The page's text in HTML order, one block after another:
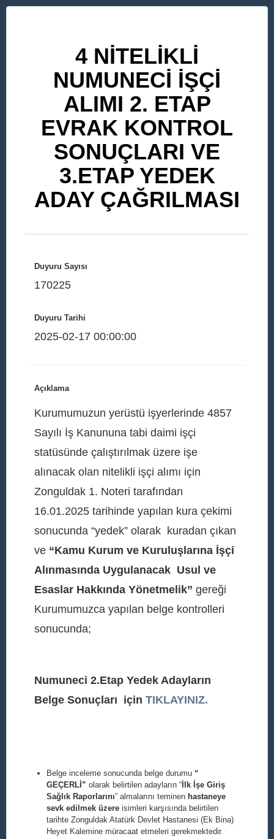
4 NİTELİKLİ
NUMUNECİ İŞÇİ
ALIMI 2. ETAP
EVRAK KONTROL
SONUÇLARI VE
3.ETAP YEDEK
ADAY ÇAĞRILMASI
Duyuru Sayısı
170225
Duyuru Tarihi
2025-02-17 00:00:00
Açıklama
Kurumumuzun yerüstü işyerlerinde 4857
Sayılı İş Kanununa tabi daimi işçi
statüsünde çalıştırılmak üzere işe
alınacak olan nitelikli işçi alımı için
Zonguldak 1. Noteri tarafından
16.01.2025 tarihinde yapılan kura çekimi
sonucunda “yedek” olarak kuradan çıkan
ve “Kamu Kurum ve Kuruluşlarına İşçi
Alınmasında Uygulanacak Usul ve
Esaslar Hakkında Yönetmelik” gereği
Kurumumuzca yapılan belge kontrolleri
sonucunda;
Numuneci 2.Etap Yedek Adayların
Belge Sonuçları için TIKLAYINIZ.
Belge inceleme sonucunda belge durumu “
GEÇERLİ” olarak belirtilen adayların “ İlk İşe Giriş
Sağlık Raporlarını” almalarını teminen hastaneye
sevk edilmek üzere isimleri karşısında belirtilen
tarihte Zonguldak Atatürk Devlet Hastanesi (Ek Bina)
Heyet Kalemine müracaat etmeleri gerekmektedir.